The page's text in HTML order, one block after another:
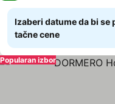
Izaberi datume da bi se
tačne cene
Popularan izbor